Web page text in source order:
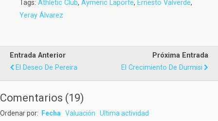
Tags: Athletic Club, Aymeric Laporte, Ernesto Valverde,
Yeray Álvarez
Entrada Anterior
El Deseo De Pereira
Próxima Entrada
El Crecimiento De Durmisi
Comentarios (19)
Ordenar por: Fecha Valuación Ultima actividad